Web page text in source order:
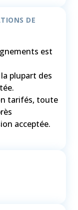
DE
est
plupart des
tarifés, toute
acceptée.